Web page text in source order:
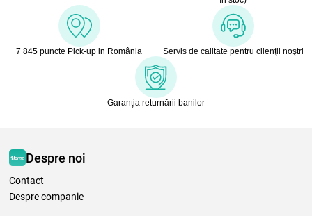
7 845 puncte Pick-up in România Servis de calitate pentru clienţii noştri
Garanţia returnării banilor
Despre noi
Contact
Despre companie